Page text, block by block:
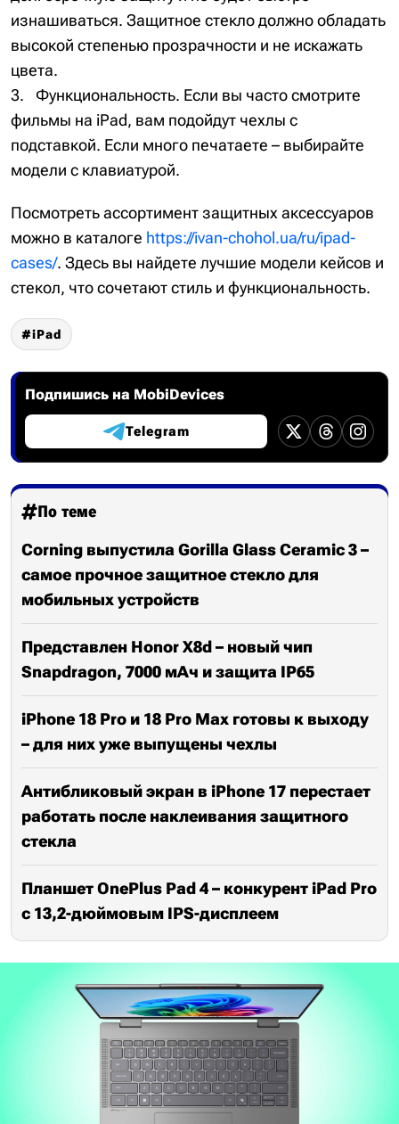
изнашиваться. Защитное стекло должно обладать
высокой степенью прозрачности и не искажать
цвета.
Функциональность. Если вы часто смотрите
фильмы на iPad, вам подойдут чехлы с
подставкой. Если много печатаете – выбирайте
модели с клавиатурой.
Посмотреть ассортимент защитных аксессуаров
можно в каталоге https://ivan-chohol.ua/ru/ipad-
cases/. Здесь вы найдете лучшие модели кейсов и
стекол, что сочетают стиль и функциональность.
iPad
Подпишись на MobiDevices
Telegram
По теме
Corning выпустила Gorilla Glass Ceramic 3 –
самое прочное защитное стекло для
мобильных устройств
Представлен Honor X8d – новый чип
Snapdragon, 7000 мАч и защита IP65
iPhone 18 Pro и 18 Pro Max готовы к выходу
– для них уже выпущены чехлы
Антибликовый экран в iPhone 17 перестает
работать после наклеивания защитного
стекла
Планшет OnePlus Pad 4 – конкурент iPad Pro
с 13,2-дюймовым IPS-дисплеем